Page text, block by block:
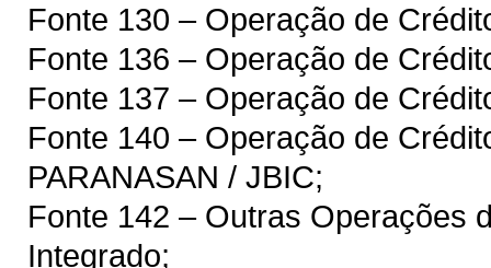
Fonte 130 – Operação de
Fonte 136 – Operação de
Fonte 137 – Operação de
Fonte 140 – Operação de
PARANASAN / JBIC;
Fonte 142 – Outras Operações
Integrado;